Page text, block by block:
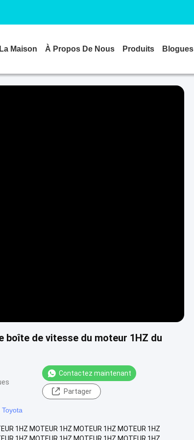
Maison À Propos De Nous Produits Blogues
de vitesse du moteur 1HZ du
Contactez maintenant
Partager
1HZ MOTEUR 1HZ MOTEUR 1HZ MOTEUR 1HZ
1HZ MOTEUR 1HZ MOTEUR 1HZ MOTEUR 1HZ .....